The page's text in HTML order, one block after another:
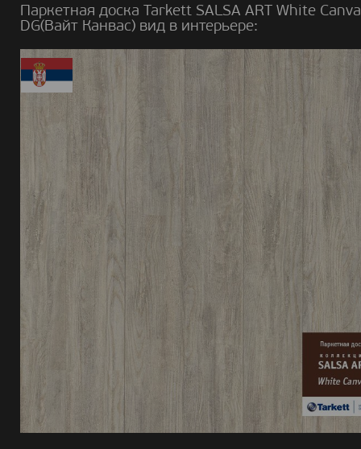
Паркетная доска Tarkett SALSA ART White
DG(Вайт Канвас) вид в интерьере: